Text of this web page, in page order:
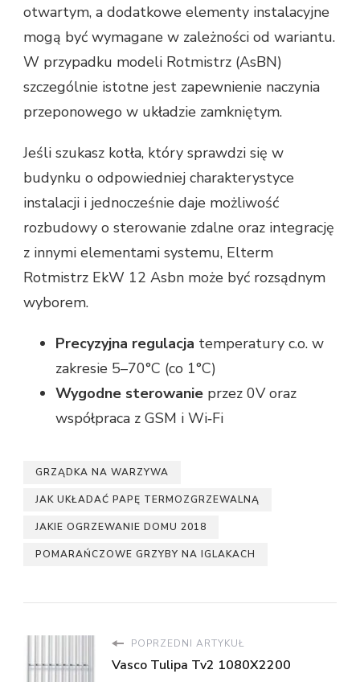
otwartym, a dodatkowe elementy instalacyjne
mogą być wymagane w zależności od wariantu.
W przypadku modeli Rotmistrz (AsBN)
szczególnie istotne jest zapewnienie naczynia
przeponowego w układzie zamkniętym.
Jeśli szukasz kotła, który sprawdzi się w
budynku o odpowiedniej charakterystyce
instalacji i jednocześnie daje możliwość
rozbudowy o sterowanie zdalne oraz integrację
z innymi elementami systemu, Elterm
Rotmistrz EkW 12 Asbn może być rozsądnym
wyborem.
Precyzyjna regulacja temperatury c.o. w
zakresie 5–70°C (co 1°C)
Wygodne sterowanie przez 0V oraz
współpraca z GSM i Wi‑Fi
GRZĄDKA NA WARZYWA
JAK UKŁADAĆ PAPĘ TERMOZGRZEWALNĄ
JAKIE OGRZEWANIE DOMU 2018
POMARAŃCZOWE GRZYBY NA IGLAKACH
POPRZEDNI ARTYKUŁ
Vasco Tulipa Tv2 1080X2200